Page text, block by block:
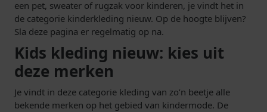
een pet, sweater of rugzak voor kinderen, je vindt het in
de categorie kinderkleding nieuw. Op de hoogte blijven?
Sla deze pagina er regelmatig op na.
Kids kleding nieuw: kies uit
deze merken
Je vindt in deze categorie kleding van zo’n beetje alle
bekende merken op het gebied van kindermode. De